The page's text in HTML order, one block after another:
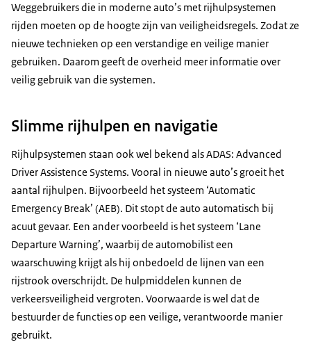
Weggebruikers die in moderne auto’s met rijhulpsystemen
rijden moeten op de hoogte zijn van veiligheidsregels. Zodat ze
nieuwe technieken op een verstandige en veilige manier
gebruiken. Daarom geeft de overheid meer informatie over
veilig gebruik van die systemen.
Slimme rijhulpen en navigatie
Rijhulpsystemen staan ook wel bekend als ADAS: Advanced
Driver Assistence Systems. Vooral in nieuwe auto’s groeit het
aantal rijhulpen. Bijvoorbeeld het systeem ‘Automatic
Emergency Break’ (AEB). Dit stopt de auto automatisch bij
acuut gevaar. Een ander voorbeeld is het systeem ‘Lane
Departure Warning’, waarbij de automobilist een
waarschuwing krijgt als hij onbedoeld de lijnen van een
rijstrook overschrijdt. De hulpmiddelen kunnen de
verkeersveiligheid vergroten. Voorwaarde is wel dat de
bestuurder de functies op een veilige, verantwoorde manier
gebruikt.